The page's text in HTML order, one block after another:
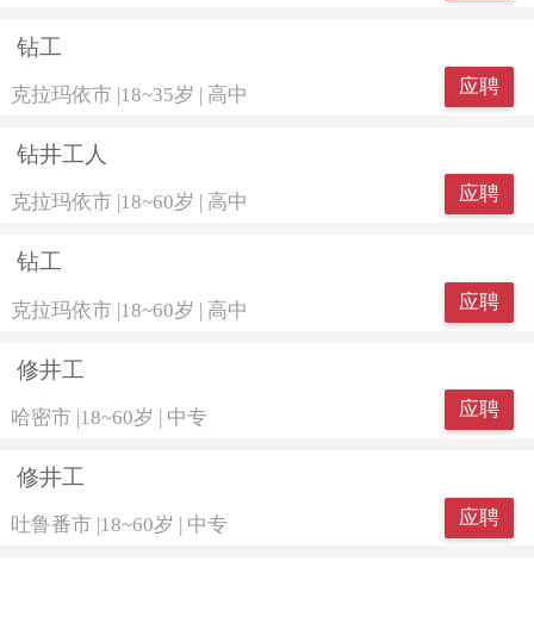
钻工
克拉玛依市 |18~35岁 | 高中 应聘
钻井工人
克拉玛依市 18~60岁 高中 应聘
钻工
克拉玛依市 |18~60岁 | 高中 应聘
修井工
哈密市 |18~60岁 | 中专 应聘
修井工
吐鲁番市 18~60岁 中专 应聘